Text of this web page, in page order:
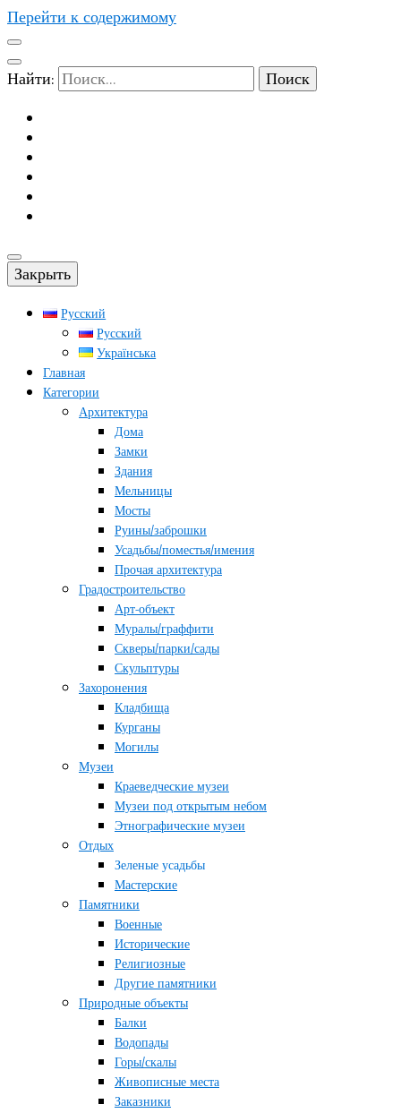
Перейти к содержимому
Найти:
Закрыть
Русский
Русский
Українська
Главная
Категории
Архитектура
Дома
Замки
Здания
Мельницы
Мосты
Руины/заброшки
Усадьбы/поместья/имения
Прочая архитектура
Градостроительство
Арт-объект
Муралы/граффити
Скверы/парки/сады
Скульптуры
Захоронения
Кладбища
Курганы
Могилы
Музеи
Краеведческие музеи
Музеи под открытым небом
Этнографические музеи
Отдых
Зеленые усадьбы
Мастерские
Памятники
Военные
Исторические
Религиозные
Другие памятники
Природные объекты
Балки
Водопады
Горы/скалы
Живописные места
Заказники